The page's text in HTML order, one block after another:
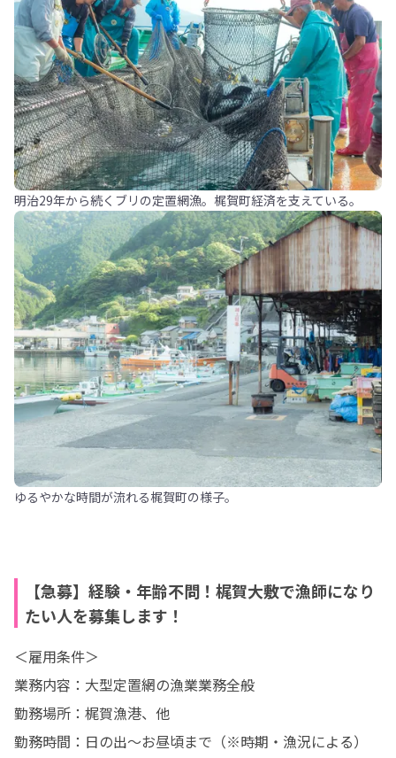
明治29年から続くブリの定置網漁。梶賀町経済を支えている。
ゆるやかな時間が流れる梶賀町の様子。
【急募】経験・年齢不問！梶賀大敷で漁師になり
たい人を募集します！
＜雇用条件＞
業務内容：大型定置網の漁業業務全般
勤務場所：梶賀漁港、他
勤務時間：日の出～お昼頃まで（※時期・漁況による）